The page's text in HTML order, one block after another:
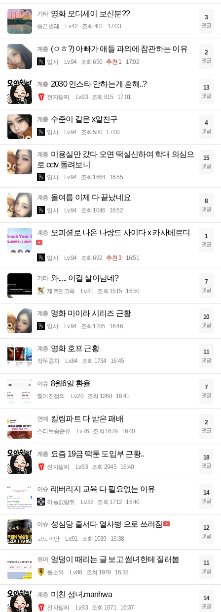
기타 영화 오디세이 보신분??
슬픈벌레 Lv.42 조회 401 17:03
3
댓글
계층 (ㅇㅎ?) 아빠가 애들 과외에 참관하는 이유
입사 Lv.94 조회 650 추천 1 17:02
2
댓글
계층 2030 인스타 안하는게 흔해..?
전자팔찌 Lv.93 조회 815 17:01
13
댓글
계층 수준이 같은 x알친구
입사 Lv.94 조회 580 17:00
4
댓글
계층 미용실만 갔다 오면 떡실신하여 학대 의심으
로 cctv 돌려보니
입사 Lv.94 조회 1664 16:55
15
댓글
계층 올여름 이제 다 끝났네요
입사 Lv.94 조회 1046 16:52
8
댓글
계층 오피셜로 나온 나랑드 사이다 x 카사베르디
입사 Lv.94 조회 692 추천 3 16:51
1
댓글
기타 와..... 이걸 살아남네?
제르만크록 Lv.81 조회 1515 16:50
7
댓글
계층 영화 미이라 시리즈 근황
입사 Lv.94 조회 1285 16:46
10
댓글
계층 영화 호프 근황
작두콩차 Lv.84 조회 1734 16:45
11
댓글
이슈 8월6일 환율
찢어진정의 Lv.20 조회 1268 16:41
7
댓글
연예 킬링파트 다 받은 패배
스티브승준유 Lv.76 조회 1679 16:40
2
댓글
계층 요즘 19금 떡툰 도입부 근황..
전자팔찌 Lv.93 조회 2945 16:40
18
댓글
이슈 레버리지 교육 다 필요없는 이유
하늘값람쥐 Lv.82 조회 1712 16:40
14
댓글
이슈 성심당 줄서다 열사병 으로 쓰러짐
고도비만 Lv.91 조회 1039 16:38
12
댓글
유머 엉덩이 때리는 글 보고 썸녀한테 질러봄
풀소유 Lv.86 조회 1979 16:38
11
댓글
계층 미친 성녀.manhwa
전자팔찌 Lv.93 조회 1671 16:37
14
댓글